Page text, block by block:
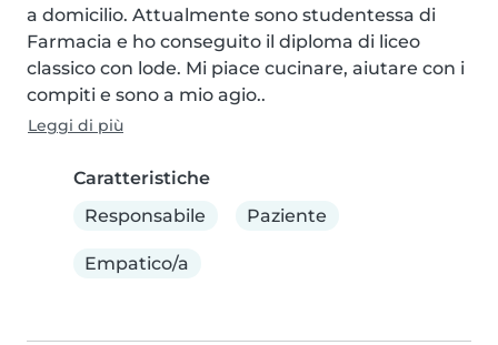
a domicilio. Attualmente sono studentessa di
Farmacia e ho conseguito il diploma di liceo
classico con lode. Mi piace cucinare, aiutare con i
compiti e sono a mio agio..
Leggi di più
Caratteristiche
Responsabile
Paziente
Empatico/a